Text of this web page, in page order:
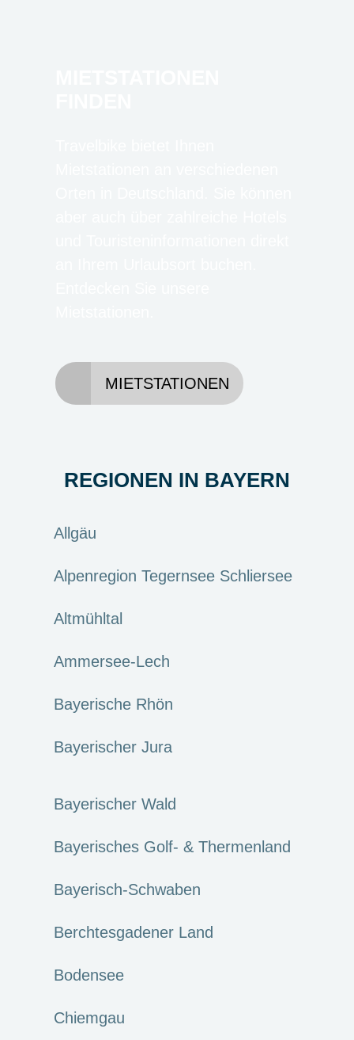
MIETSTATIONEN
REGIONEN IN BAYERN
Allgäu
Alpenregion Tegernsee Schliersee
Altmühltal
Ammersee-Lech
Bayerische Rhön
Bayerischer Jura
Bayerischer Wald
Bayerisches Golf- & Thermenland
Bayerisch-Schwaben
Berchtesgadener Land
Bodensee
Chiemgau